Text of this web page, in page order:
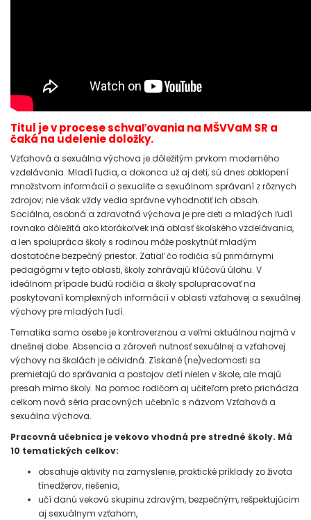
Titul je v procese schvaľovania na MŠVVaM SR a
čaká na udelenie doložky.
Vzťahová a sexuálna výchova je dôležitým prvkom moderného
vzdelávania. Mladí ľudia, a dokonca už aj deti, sú dnes obklopení
množstvom informácií o sexualite a sexuálnom správaní z rôznych
zdrojov; nie však vždy vedia správne vyhodnotiť ich obsah.
Sociálna, osobná a zdravotná výchova je pre deti a mladých ľudí
rovnako dôležitá ako ktorákoľvek iná oblasť školského vzdelávania,
a len spolupráca školy s rodinou môže poskytnúť mladým
dostatočne bezpečný priestor. Zatiaľ čo rodičia sú primárnymi
pedagógmi v tejto oblasti, školy zohrávajú kľúčovú úlohu. V
ideálnom prípade budú rodičia a školy spolupracovať na
poskytovaní komplexných informácií v oblasti vzťahovej a sexuálnej
výchovy pre mladých ľudí.
Tematika sama osebe je kontroverznou a veľmi aktuálnou najmä v
dnešnej dobe. Absencia a zároveň nutnosť sexuálnej a vzťahovej
výchovy na školách je očividná. Získané (ne)vedomosti sa
premietajú do správania a postojov detí nielen v škole, ale majú
presah mimo školy. Na pomoc rodičom aj učiteľom preto prichádza
celkom nová séria pracovných učebníc s názvom Vzťahová a
sexuálna výchova.
Pracovná učebnica je vekovo vhodná pre stredné školy. Má
10 tematických celkov:
obsahuje aktivity na zamyslenie, praktické príklady zo života
tínedžerov, riešenia,
učí danú vekovú skupinu zdravým, bezpečným, rešpektujúcim
aj sexuálnym vzťahom,